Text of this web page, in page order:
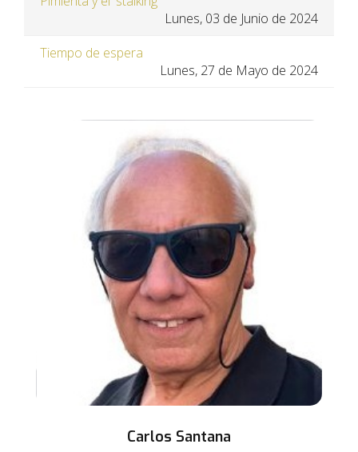
Lunes, 03 de Junio de 2024
Tiempo de espera
Lunes, 27 de Mayo de 2024
Carlos Santana